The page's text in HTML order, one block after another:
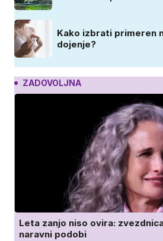
Kako izbrati primeren
dojenje?
ZADOVOLJNA
Leta zanjo niso ovira:
naravni podobi